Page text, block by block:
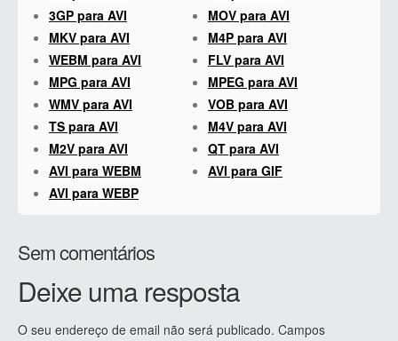
3GP para AVI
MOV para AVI
MKV para AVI
M4P para AVI
WEBM para AVI
FLV para AVI
MPG para AVI
MPEG para AVI
WMV para AVI
VOB para AVI
TS para AVI
M4V para AVI
M2V para AVI
QT para AVI
AVI para WEBM
AVI para GIF
AVI para WEBP
Sem comentários
Deixe uma resposta
O seu endereço de email não será publicado. Campos